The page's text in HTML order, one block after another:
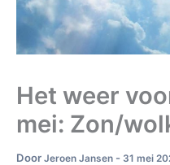
Het weer
mei: Zon/
Door Jeroen Jansen - 31 mei